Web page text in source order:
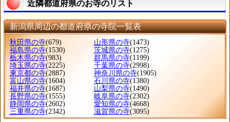
近隣都道府県のお寺のリスト
新潟県周辺の都道府県の寺院一覧表
秋田県の寺(679) 山形県の寺(1473)
福島県の寺(1530) 茨城県の寺(1275)
栃木県の寺(983) 群馬県の寺(1199)
埼玉県の寺(2225) 千葉県の寺(2998)
東京都の寺(2887) 神奈川県の寺(1905)
富山県の寺(1604) 石川県の寺(1380)
福井県の寺(1687) 山梨県の寺(1490)
長野県の寺(1555) 岐阜県の寺(2302)
静岡県の寺(2602) 愛知県の寺(4668)
三重県の寺(2342) 滋賀県の寺(3095)